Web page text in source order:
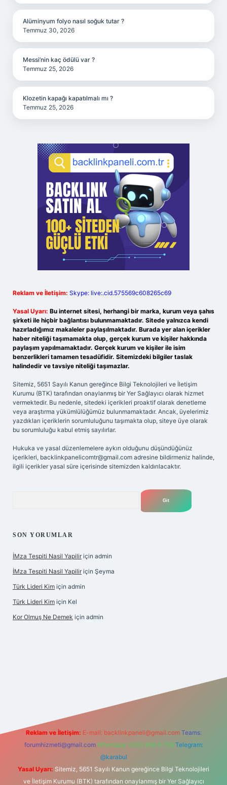
Alüminyum folyo nasıl soğuk tutar ?
Temmuz 30, 2026
Messi’nin kaç ödülü var ?
Temmuz 25, 2026
Klozetin kapağı kapatılmalı mı ?
Temmuz 25, 2026
Reklam ve İletişim: Skype: live:.cid.575569c608265c69
Yasal Uyarı: Bu internet sitesi, herhangi bir marka, kurum veya şahıs
şirketi ile hiçbir bağlantısı bulunmamaktadır. Sitede yalnızca kendi
hazırladığımız makaleler paylaşılmaktadır. Burada yer alan içerikler
haber niteliği taşımamakta olup, gerçek kurum ve kişiler hakkında
paylaşım yapılmamaktadır. Gerçek kurum ve kişiler ile isim
benzerlikleri tamamen tesadüfidir. Sitemizdeki bilgiler taslak
halindedir ve tavsiye niteliği taşımazlar.
Sitemiz, 5651 Sayılı Kanun gereğince Bilgi Teknolojileri ve İletişim
Kurumu (BTK) tarafından onaylanmış bir Yer Sağlayıcı olarak hizmet
vermektedir. Bu nedenle, sitedeki içerikleri proaktif olarak denetleme
veya araştırma yükümlülüğümüz bulunmamaktadır. Ancak, üyelerimiz
yazdıkları içeriklerin sorumluluğunu taşımakta olup, siteye üye olarak
bu sorumluluğu kabul etmiş sayılırlar.
Hukuka ve yasal düzenlemelere aykırı olduğunu düşündüğünüz
içerikleri, backlinkpanelicomtr@gmail.com adresine bildirmeniz halinde,
ilgili içerikler yasal süre içerisinde sitemizden kaldırılacaktır.
SON YORUMLAR
İMza Tespiti Nasil Yapilir için admin
İMza Tespiti Nasil Yapilir için Şeyma
Türk Lideri Kim için admin
Türk Lideri Kim için Kel
Kor Olmuş Ne Demek için admin
Reklam ve İletişim: E-mail: backlinkpaneli@gmail.com Teams:
forumhizmeti@gmail.com Whatsapp: 0262 606 0 726 Telegram:
@karabul
Yasal Uyarı: Sitemiz, 5651 Sayılı Kanun gereğince Bilgi Teknolojileri
ve İletişim Kurumu (BTK) tarafından onaylanmış bir Yer Sağlayıcı